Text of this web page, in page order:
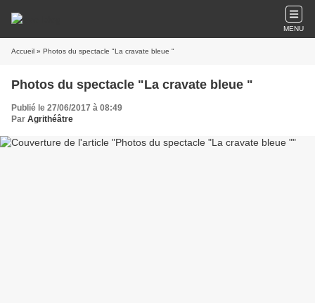
MENU
Accueil » Photos du spectacle "La cravate bleue "
Photos du spectacle "La cravate bleue "
Publié le 27/06/2017 à 08:49
Par Agrithéâtre